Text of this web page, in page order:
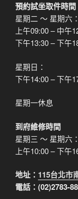
預約試坐取件時間
星期二 ～ 星期六：
上午09:00 – 中午
下午13:30 – 下午
星期日：
下午14:00 – 下午
星期一休息
到府維修時間
星期三 ～ 星期六：
上午10:00 – 下午
地址： 115台北市
電話：(02)2783-